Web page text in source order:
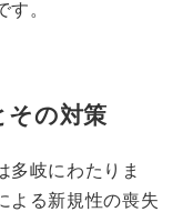
。
その対策
多岐にわたりま
よる新規性の喪失